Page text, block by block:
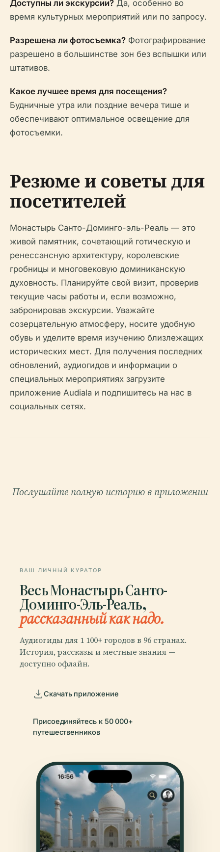
Доступны ли экскурсии? Да, особенно во
время культурных мероприятий или по запросу.
Разрешена ли фотосъемка? Фотографирование
разрешено в большинстве зон без вспышки или
штативов.
Какое лучшее время для посещения?
Будничные утра или поздние вечера тише и
обеспечивают оптимальное освещение для
фотосъемки.
Резюме и советы для
посетителей
Монастырь Санто-Доминго-эль-Реаль — это
живой памятник, сочетающий готическую и
ренессансную архитектуру, королевские
гробницы и многовековую доминиканскую
духовность. Планируйте свой визит, проверив
текущие часы работы и, если возможно,
забронировав экскурсии. Уважайте
созерцательную атмосферу, носите удобную
обувь и уделите время изучению близлежащих
исторических мест. Для получения последних
обновлений, аудиогидов и информации о
специальных мероприятиях загрузите
приложение Audiala и подпишитесь на нас в
социальных сетях.
Послушайте полную историю в приложении
ВАШ ЛИЧНЫЙ КУРАТОР
Весь Монастырь Санто-
Доминго-Эль-Реаль,
рассказанный как надо.
Аудиогиды для 1 100+ городов в 96 странах.
История, рассказы и местные знания —
доступно офлайн.
Скачать приложение
Присоединяйтесь к 50 000+
путешественников